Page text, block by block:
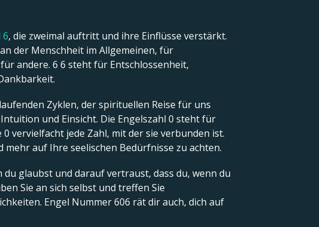
6, die zweimal auftritt und ihre Einflüsse verstärkt.
der Menschheit im Allgemeinen, für
andere. 6 6 steht für Entschlossenheit,
Zyklen, der spirituellen Reise für uns
und Einsicht. Die Engelszahl 0 steht für
vervielfacht jede Zahl, mit der sie verbunden ist.
auf Ihre seelischen Bedürfnisse zu achten.
glaubst und darauf vertraust, dass du, wenn du
Sie an sich selbst und treffen Sie
Engel Nummer 606 rät dir auch, dich auf